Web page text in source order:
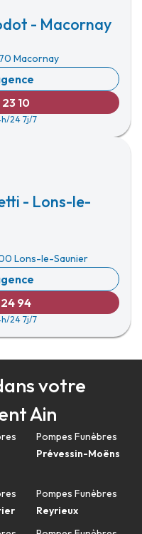
- Macornay
Macornay
10
24 7j/7
- Lons-le-
Lons-le-Saunier
94
24 7j/7
votre
Ain
Pompes Funèbres
Prévessin-Moëns
Pompes Funèbres
Reyrieux